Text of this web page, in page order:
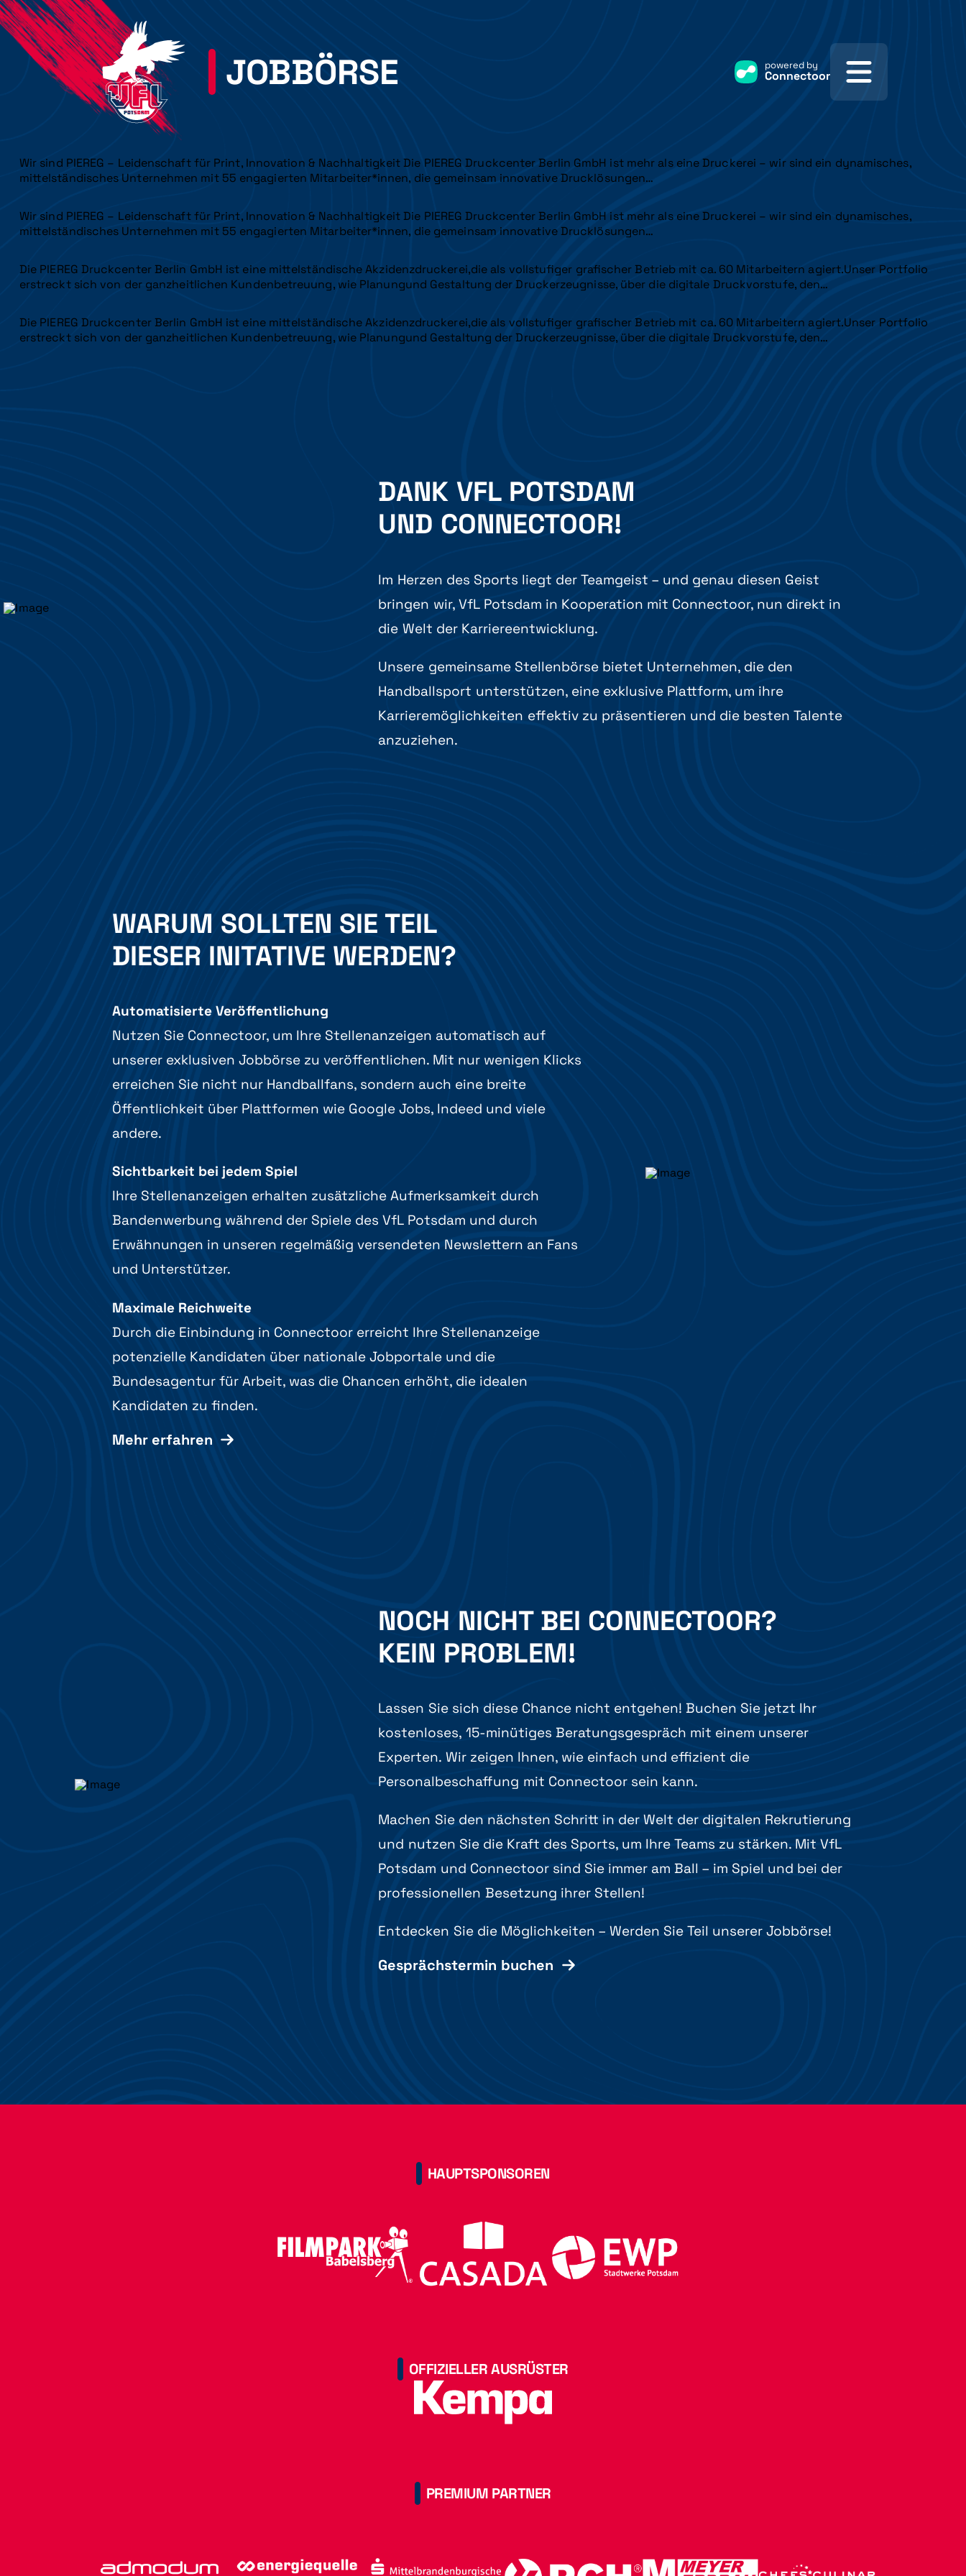
JOBBÖRSE powered by
Connectoor
Wir sind PIEREG – Leidenschaft für Print, Innovation & Nachhaltigkeit Die PIEREG Druckcenter Berlin GmbH ist mehr als eine Druckerei – wir sind ein dynamisches,
mittelständisches Unternehmen mit 55 engagierten Mitarbeiter*innen, die gemeinsam innovative Drucklösungen…
Wir sind PIEREG – Leidenschaft für Print, Innovation & Nachhaltigkeit Die PIEREG Druckcenter Berlin GmbH ist mehr als eine Druckerei – wir sind ein dynamisches,
mittelständisches Unternehmen mit 55 engagierten Mitarbeiter*innen, die gemeinsam innovative Drucklösungen…
Die PIEREG Druckcenter Berlin GmbH ist eine mittelständische Akzidenzdruckerei,die als vollstufiger grafischer Betrieb mit ca. 60 Mitarbeitern agiert.Unser Portfolio
erstreckt sich von der ganzheitlichen Kundenbetreuung, wie Planungund Gestaltung der Druckerzeugnisse, über die digitale Druckvorstufe, den…
Die PIEREG Druckcenter Berlin GmbH ist eine mittelständische Akzidenzdruckerei,die als vollstufiger grafischer Betrieb mit ca. 60 Mitarbeitern agiert.Unser Portfolio
erstreckt sich von der ganzheitlichen Kundenbetreuung, wie Planungund Gestaltung der Druckerzeugnisse, über die digitale Druckvorstufe, den…
DANK VFL POTSDAM
UND CONNECTOOR!
Im Herzen des Sports liegt der Teamgeist – und genau diesen Geist
bringen wir, VfL Potsdam in Kooperation mit Connectoor, nun direkt in
die Welt der Karriereentwicklung.
Unsere gemeinsame Stellenbörse bietet Unternehmen, die den
Handballsport unterstützen, eine exklusive Plattform, um ihre
Karrieremöglichkeiten effektiv zu präsentieren und die besten Talente
anzuziehen.
WARUM SOLLTEN SIE TEIL
DIESER INITATIVE WERDEN?
Automatisierte Veröffentlichung
Nutzen Sie Connectoor, um Ihre Stellenanzeigen automatisch auf
unserer exklusiven Jobbörse zu veröffentlichen. Mit nur wenigen Klicks
erreichen Sie nicht nur Handballfans, sondern auch eine breite
Öffentlichkeit über Plattformen wie Google Jobs, Indeed und viele
andere.
Sichtbarkeit bei jedem Spiel
Ihre Stellenanzeigen erhalten zusätzliche Aufmerksamkeit durch
Bandenwerbung während der Spiele des VfL Potsdam und durch
Erwähnungen in unseren regelmäßig versendeten Newslettern an Fans
und Unterstützer.
Maximale Reichweite
Durch die Einbindung in Connectoor erreicht Ihre Stellenanzeige
potenzielle Kandidaten über nationale Jobportale und die
Bundesagentur für Arbeit, was die Chancen erhöht, die idealen
Kandidaten zu finden.
Mehr erfahren
NOCH NICHT BEI CONNECTOOR?
KEIN PROBLEM!
Lassen Sie sich diese Chance nicht entgehen! Buchen Sie jetzt Ihr
kostenloses, 15-minütiges Beratungsgespräch mit einem unserer
Experten. Wir zeigen Ihnen, wie einfach und effizient die
Personalbeschaffung mit Connectoor sein kann.
Machen Sie den nächsten Schritt in der Welt der digitalen Rekrutierung
und nutzen Sie die Kraft des Sports, um Ihre Teams zu stärken. Mit VfL
Potsdam und Connectoor sind Sie immer am Ball – im Spiel und bei der
professionellen Besetzung ihrer Stellen!
Entdecken Sie die Möglichkeiten – Werden Sie Teil unserer Jobbörse!
Gesprächstermin buchen
HAUPTSPONSOREN
OFFIZIELLER AUSRÜSTER
PREMIUM PARTNER